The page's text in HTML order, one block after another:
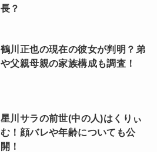
長？
鶴川正也の現在の彼女が判明？弟
や父親母親の家族構成も調査！
星川サラの前世(中の人)はくりぃ
む！顔バレや年齢についても公
開！